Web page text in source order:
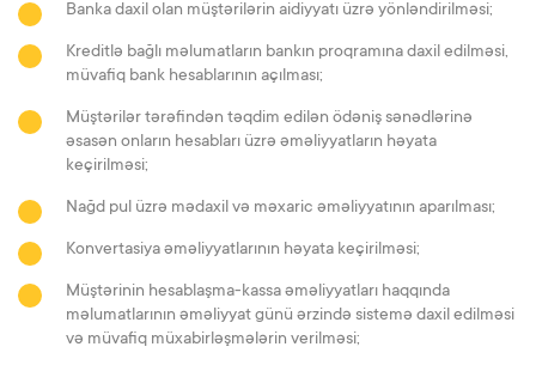
Banka daxil olan müştərilərin aidiyyatı üzrə yönləndirilməsi;
Kreditlə bağlı məlumatların bankın proqramına daxil edilməsi,
müvafiq bank hesablarının açılması;
Müştərilər tərəfindən təqdim edilən ödəniş sənədlərinə
əsasən onların hesabları üzrə əməliyyatların həyata
keçirilməsi;
Nağd pul üzrə mədaxil və məxaric əməliyyatının aparılması;
Konvertasiya əməliyyatlarının həyata keçirilməsi;
Müştərinin hesablaşma-kassa əməliyyatları haqqında
məlumatlarının əməliyyat günü ərzində sistemə daxil edilməsi
və müvafiq müxabirləşmələrin verilməsi;